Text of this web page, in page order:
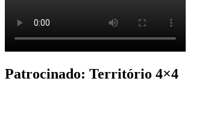
Patrocinado: Território 4×4